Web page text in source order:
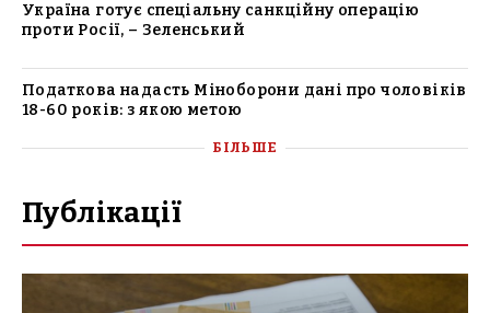
Україна готує спеціальну санкційну операцію
проти Росії, – Зеленський
Податкова надасть Міноборони дані про чоловіків
18-60 років: з якою метою
БІЛЬШЕ
Публікації